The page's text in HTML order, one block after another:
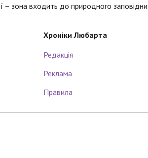
– зона входить до природного
Хроніки Любарта
Редакція
Реклама
Правила